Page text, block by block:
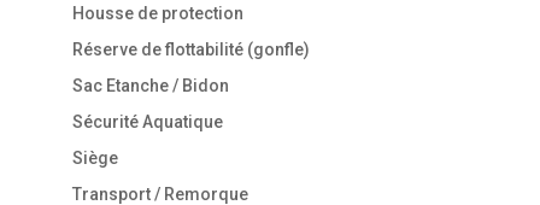
Housse de protection
Réserve de flottabilité (gonfle)
Sac Etanche / Bidon
Sécurité Aquatique
Siège
Transport / Remorque